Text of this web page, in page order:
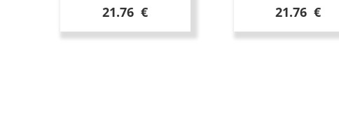
21.76 € 21.76 €